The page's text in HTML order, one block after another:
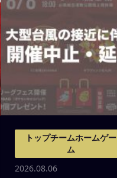
トップチームホームゲー
ム
2026.08.06